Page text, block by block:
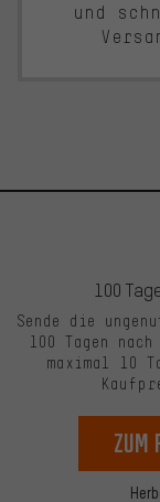
und
100
Sende die
100 Tagen
maximal 10
zum